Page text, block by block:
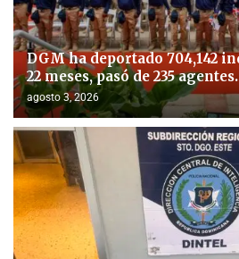
DGM ha deportado 704,142
22 meses, pasó de 235
agosto 3, 2026